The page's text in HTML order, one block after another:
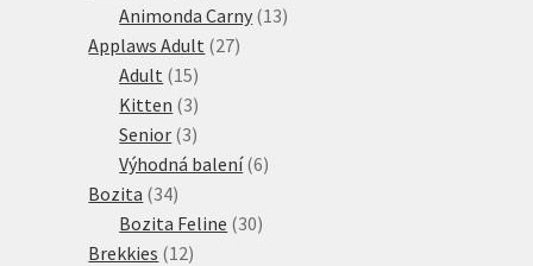
produktů
Animonda Carny 1313
Applaws Adult 2727
Adult 1515
produktů
Kitten 33
produkty
Senior 33
produkty
Výhodná balení 66
Bozita 3434
produktů
Bozita Feline 3030
Brekkies 1212